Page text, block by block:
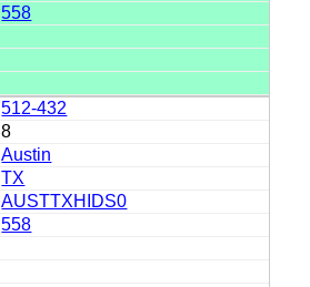
558
512-432
8
Austin
TX
AUSTTXHIDS0
558